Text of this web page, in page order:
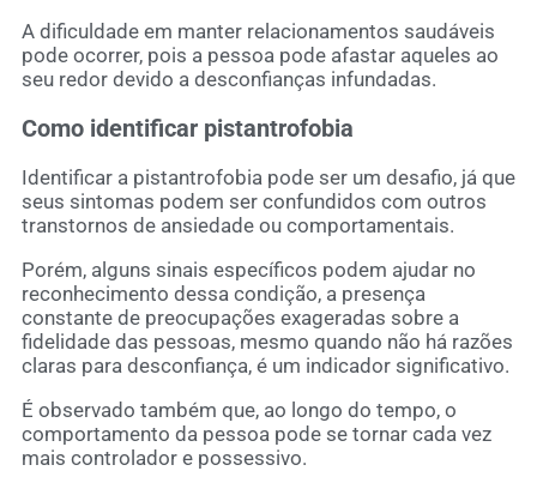
A dificuldade em manter relacionamentos saudáveis
pode ocorrer, pois a pessoa pode afastar aqueles ao
seu redor devido a desconfianças infundadas.
Como identificar pistantrofobia
Identificar a pistantrofobia pode ser um desafio, já que
seus sintomas podem ser confundidos com outros
transtornos de ansiedade ou comportamentais.
Porém, alguns sinais específicos podem ajudar no
reconhecimento dessa condição, a presença
constante de preocupações exageradas sobre a
fidelidade das pessoas, mesmo quando não há razões
claras para desconfiança, é um indicador significativo.
É observado também que, ao longo do tempo, o
comportamento da pessoa pode se tornar cada vez
mais controlador e possessivo.